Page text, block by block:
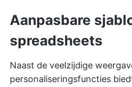
Aanpasbare
spreadsheets
Naast de veelzijdige
personaliseringsfuncties